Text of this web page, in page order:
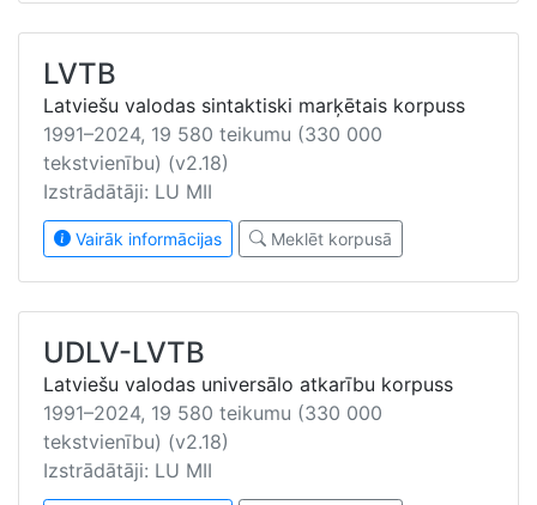
LVTB
Latviešu valodas sintaktiski marķētais korpuss
1991–2024, 19 580 teikumu (330 000
tekstvienību) (v2.18)
Izstrādātāji: LU MII
Vairāk informācijas Meklēt korpusā
UDLV-LVTB
Latviešu valodas universālo atkarību korpuss
1991–2024, 19 580 teikumu (330 000
tekstvienību) (v2.18)
Izstrādātāji: LU MII